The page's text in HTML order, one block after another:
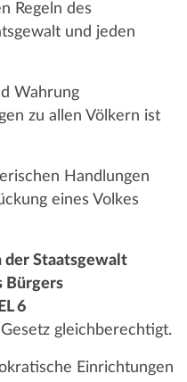
Regeln des
und jeden
Wahrung
zu allen Völkern ist
Handlungen
eines Volkes
der Staatsgewalt
Bürgers
6
gleichberechtigt.
Einrichtungen